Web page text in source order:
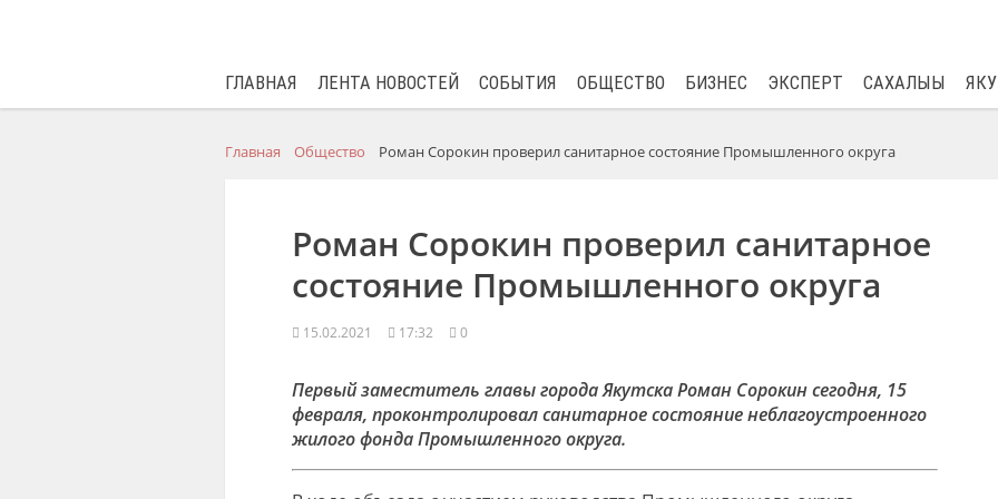
ГЛАВНАЯ ЛЕНТА НОВОСТЕЙ СОБЫТИЯ ОБЩЕСТВО БИЗНЕС ЭКСПЕРТ САХАЛЫЫ
Главная Общество Роман Сорокин проверил санитарное состояние Промышленного округа
Роман Сорокин проверил санитарное
состояние Промышленного округа
15.02.2021 17:32 0
Первый заместитель главы города Якутска Роман Сорокин сегодня, 15
февраля, проконтролировал санитарное состояние неблагоустроенного
жилого фонда Промышленного округа.